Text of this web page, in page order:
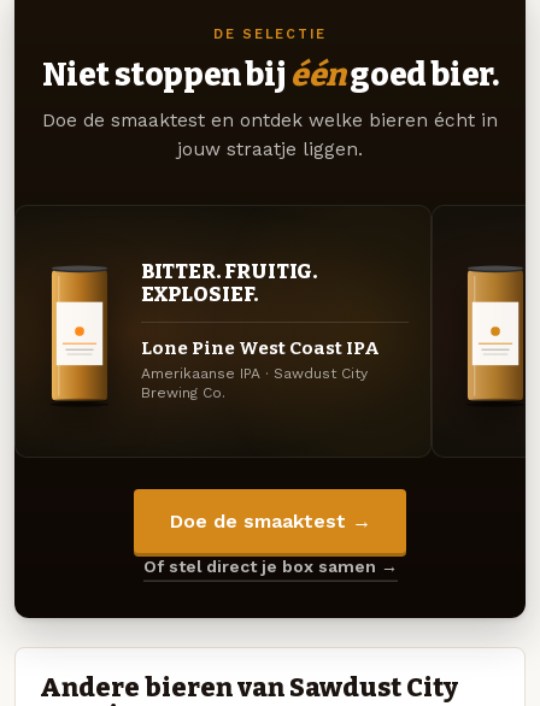
DE SELECTIE
Niet stoppen bij ééngoed bier.
Doe de smaaktest en ontdek welke bieren écht in
jouw straatje liggen.
BITTER. FRUITIG.
EXPLOSIEF.
Lone Pine West Coast IPA
Amerikaanse IPA · Sawdust City
Brewing Co.
Doe de smaaktest →
Of stel direct je box samen →
Andere bieren van Sawdust City